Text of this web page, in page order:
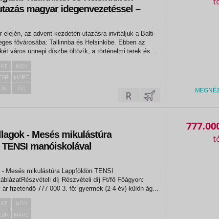
magyar idegenvezetéssel –
elején, az advent kezdetén utazásra invitáljuk a Balti-
fővárosába: Tallinnba és Helsinkibe. Ebben az
város ünnepi díszbe öltözik, a történelmi terek és
megtelnek fényekkel, illatokkal és a karácsonyi
NOV
MÁRC
JÚL
- Mesés mikulástúra
manóiskolával
Mesés mikulástúra Lappföldön TENSI
díj Részvételi díj Ft/fő Főágyon:
gyermek (2-4 év) külön ágy
NOV
MÁRC